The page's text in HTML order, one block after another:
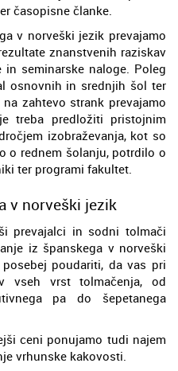
časopisne članke.
v norveški jezik prevajamo
znanstvenih raziskav
seminarske naloge. Poleg
osnovnih in srednjih šol ter
zahtevo strank prevajamo
treba predložiti pristojnim
izobraževanja, kot so
o rednem šolanju, potrdilo o
ter programi fakultet.
v norveški jezik
prevajalci in sodni tolmači
iz španskega v norveški
poudariti, da vas pri
vseh vrst tolmačenja, od
pa do šepetanega
ceni ponujamo tudi najem
vrhunske kakovosti.